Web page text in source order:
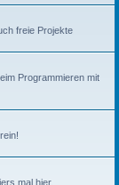
freie Projekte
Programmieren mit
mal hier.